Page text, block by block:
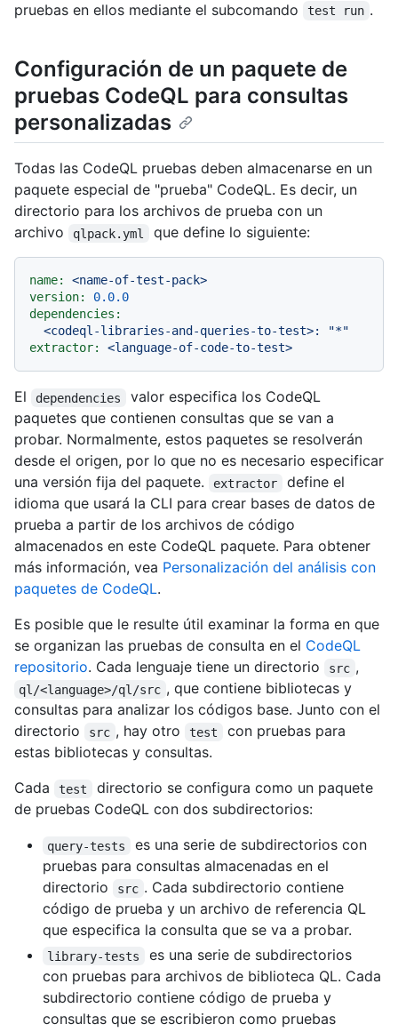
pruebas en ellos mediante el subcomando
test run .
Configuración de un paquete de
pruebas CodeQL para consultas
personalizadas
Todas las CodeQL pruebas deben almacenarse en un
paquete especial de "prueba" CodeQL. Es decir, un
directorio para los archivos de prueba con un
archivo
qlpack.yml que define lo siguiente:
name:
<name-of-test-pack>
version:
0.0.0
dependencies:
<codeql-libraries-and-queries-to-test>:
"*"
extractor:
<language-of-code-to-test>
El dependencies
valor especifica los CodeQL
paquetes que contienen consultas que se van a
probar. Normalmente, estos paquetes se resolverán
desde el origen, por lo que no es necesario especificar
una versión fija del paquete.
extractor
define el
idioma que usará la CLI para crear bases de datos de
prueba a partir de los archivos de código
almacenados en este CodeQL paquete. Para obtener
más información, vea Personalización del análisis con
paquetes de CodeQL.
Es posible que le resulte útil examinar la forma en que
se organizan las pruebas de consulta en el CodeQL
repositorio. Cada lenguaje tiene un directorio src ,
ql/<language>/ql/src , que contiene bibliotecas y
consultas para analizar los códigos base. Junto con el
directorio
src , hay otro test
con pruebas para
estas bibliotecas y consultas.
Cada
test
directorio se configura como un paquete
de pruebas CodeQL con dos subdirectorios:
query-tests
es una serie de subdirectorios con
pruebas para consultas almacenadas en el
directorio
src . Cada subdirectorio contiene
código de prueba y un archivo de referencia QL
que especifica la consulta que se va a probar.
library-tests
es una serie de subdirectorios
con pruebas para archivos de biblioteca QL. Cada
subdirectorio contiene código de prueba y
consultas que se escribieron como pruebas